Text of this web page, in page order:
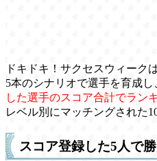
ドキドキ！サクセスウィーク
5本のシナリオで選手を育成
した選手のスコア合計でラン
レベル別にマッチングされた
スコア登録した5人で